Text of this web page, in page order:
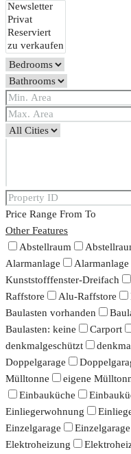
Price Range From To
Other Features
Abstellraum
Alarmanlage
Alarmanlage
Kunststofffenster-Dreifach
Raffstore
Alu-Raffstore
Baulasten vorhanden
Baulasten: keine
Carport
denkmalgeschützt
Doppelgarage
Mülltonne
eigene
Einbauküche
Einliegerwohnung
Einzelgarage
Einzelgarage
Elektroheizung